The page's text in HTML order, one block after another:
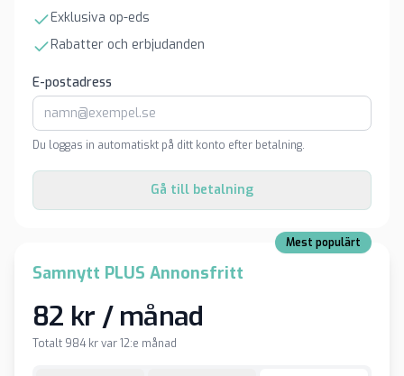
Exklusiva op-eds
Rabatter och erbjudanden
E-postadress
Du loggas in automatiskt på ditt konto efter betalning.
Gå till betalning
Mest populärt
Samnytt PLUS Annonsfritt
82 kr / månad
Totalt 984 kr var 12:e månad